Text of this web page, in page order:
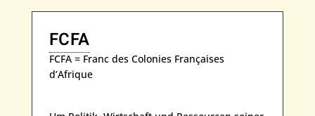
FCFA
FCFA = Franc des Colonies Françaises
d’Afrique